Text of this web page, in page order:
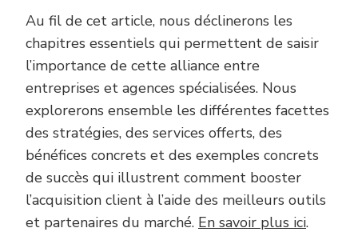
Au fil de cet article, nous déclinerons les
chapitres essentiels qui permettent de saisir
l’importance de cette alliance entre
entreprises et agences spécialisées. Nous
explorerons ensemble les différentes facettes
des stratégies, des services offerts, des
bénéfices concrets et des exemples concrets
de succès qui illustrent comment booster
l’acquisition client à l’aide des meilleurs outils
et partenaires du marché. En savoir plus ici.